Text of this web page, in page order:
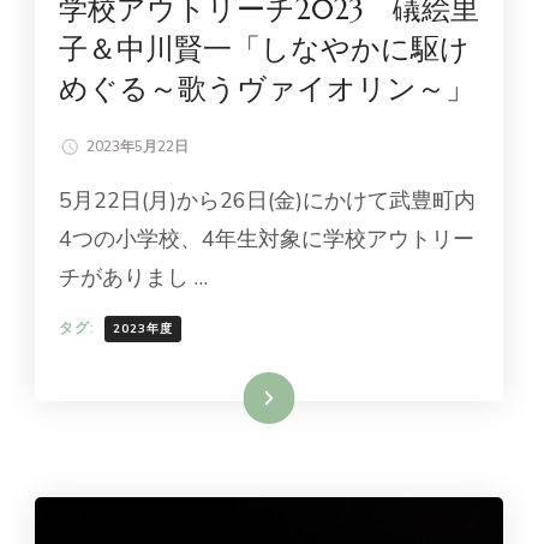
学校アウトリーチ2023 礒絵里
子＆中川賢一「しなやかに駆け
めぐる～歌うヴァイオリン～」
2023年5月22日
5月22日(月)から26日(金)にかけて武豊町内
4つの小学校、4年生対象に学校アウトリー
チがありまし …
タグ: 2023年度
続きを読む